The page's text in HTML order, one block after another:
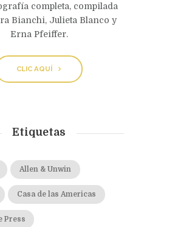
completa, compilada
Bianchi, Julieta Blanco y
Erna Pfeiffer.
CLIC AQUÍ
Etiquetas
Allen & Unwin
Casa de las Americas
Press